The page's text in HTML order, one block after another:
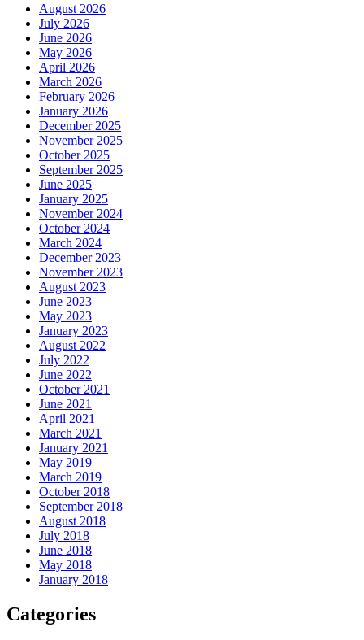
August 2026
July 2026
June 2026
May 2026
April 2026
March 2026
February 2026
January 2026
December 2025
November 2025
October 2025
September 2025
June 2025
January 2025
November 2024
October 2024
March 2024
December 2023
November 2023
August 2023
June 2023
May 2023
January 2023
August 2022
July 2022
June 2022
October 2021
June 2021
April 2021
March 2021
January 2021
May 2019
March 2019
October 2018
September 2018
August 2018
July 2018
June 2018
May 2018
January 2018
Categories